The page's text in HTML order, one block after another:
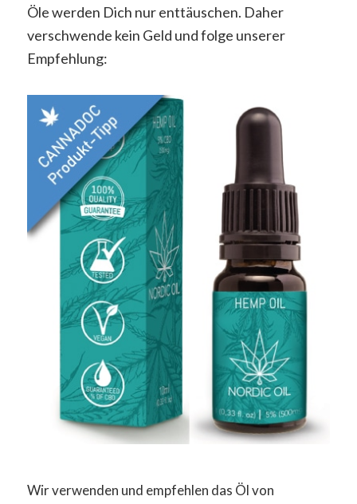
Öle werden Dich nur enttäuschen. Daher
verschwende kein Geld und folge unserer
Empfehlung:
Wir verwenden und empfehlen das Öl von